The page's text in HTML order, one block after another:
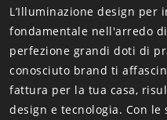
L’Illuminazione design per
fondamentale nell'arredo
perfezione grandi doti di
conosciuto brand ti
fattura per la tua casa,
design e tecnologia. Con